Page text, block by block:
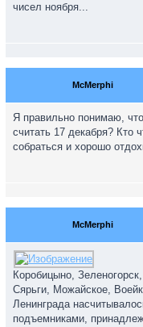
чисел ноября...
McMerphi
Я правильно понимаю,
считать 17 декабря? Кто
собраться и хорошо
McMerphi
Коробицыно,
Сярьги, Можайское,
Ленинграда
подъемниками,